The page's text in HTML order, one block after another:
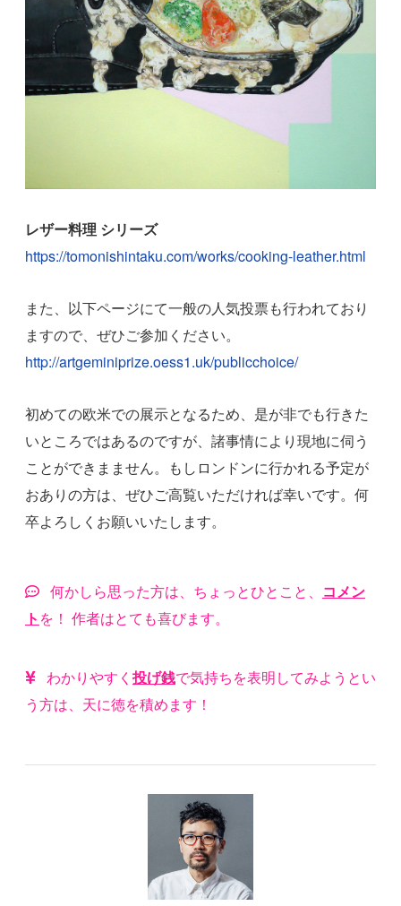
レザー料理 シリーズ
https://tomonishintaku.com/works/cooking-leather.html
また、以下ページにて一般の人気投票も行われており
ますので、ぜひご参加ください。
http://artgeminiprize.oess1.uk/publicchoice/
初めての欧米での展示となるため、是が非でも行きた
いところではあるのですが、諸事情により現地に伺う
ことができまません。もしロンドンに行かれる予定が
おありの方は、ぜひご高覧いただければ幸いです。何
卒よろしくお願いいたします。
何かしら思った方は、ちょっとひとこと、 コメン
ト を！ 作者はとても喜びます。
わかりやすく 投げ銭で気持ちを表明してみようとい
う方は、天に徳を積めます！